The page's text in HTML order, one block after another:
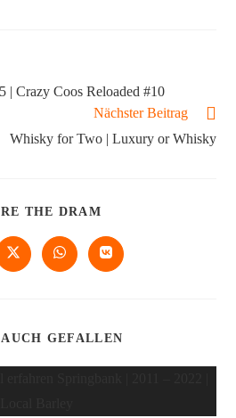
| Crazy Coos Reloaded #10
Nächster Beitrag
Whisky for Two | Luxury or Whisky
THE DRAM
GEFALLEN